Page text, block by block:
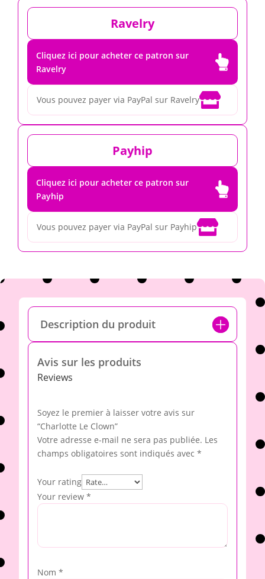
Ravelry
Cliquez ici pour acheter ce patron sur
Ravelry

Vous pouvez payer via PayPal sur Ravelry
Payhip
Cliquez ici pour acheter ce patron sur
Payhip

Vous pouvez payer via PayPal sur Payhip
Description du produit
Avis sur les produits
Reviews
Soyez le premier à laisser votre avis sur
“Charlotte Le Clown”
Votre adresse e-mail ne sera pas publiée. Les
champs obligatoires sont indiqués avec *
Your rating
Your review *
Nom *